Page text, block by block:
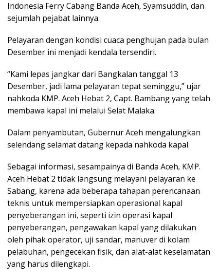
Indonesia Ferry Cabang Banda Aceh, Syamsuddin, dan
sejumlah pejabat lainnya.
Pelayaran dengan kondisi cuaca penghujan pada bulan
Desember ini menjadi kendala tersendiri.
“Kami lepas jangkar dari Bangkalan tanggal 13
Desember, jadi lama pelayaran tepat seminggu,” ujar
nahkoda KMP. Aceh Hebat 2, Capt. Bambang yang telah
membawa kapal ini melalui Selat Malaka.
Dalam penyambutan, Gubernur Aceh mengalungkan
selendang selamat datang kepada nahkoda kapal.
Sebagai informasi, sesampainya di Banda Aceh, KMP.
Aceh Hebat 2 tidak langsung melayani pelayaran ke
Sabang, karena ada beberapa tahapan perencanaan
teknis untuk mempersiapkan operasional kapal
penyeberangan ini, seperti izin operasi kapal
penyeberangan, pengawakan kapal yang dilakukan
oleh pihak operator, uji sandar, manuver di kolam
pelabuhan, pengecekan fisik, dan alat-alat keselamatan
yang harus dilengkapi.